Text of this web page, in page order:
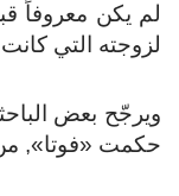
لم يكن معروفاً
لزوجته التي
حكمت «فوتا», من (1537م –